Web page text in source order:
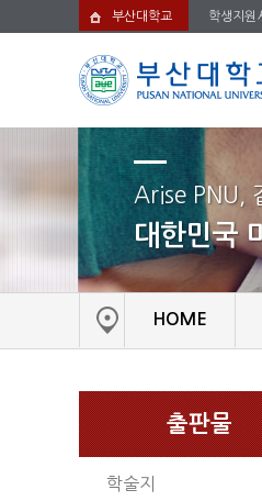
부산대학교 학생지원
Arise PNU,
대한민국
HOME
출판물
학술지